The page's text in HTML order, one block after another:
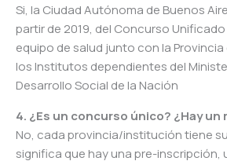
Si, la Ciudad Autónoma de Buenos
partir de 2019, del Concurso
equipo de salud junto con la Provincia
los Institutos dependientes del
Desarrollo Social de la Nación
4. ¿Es un concurso único? ¿Hay un
No, cada provincia/institución tiene
significa que hay una pre-inscripción,